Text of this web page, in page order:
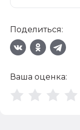
Поделиться:
Ваша оценка: